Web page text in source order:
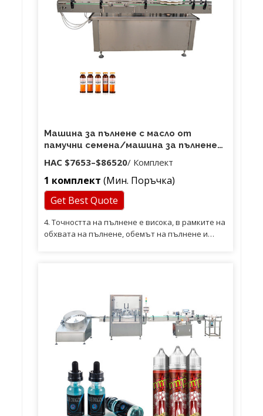
Машина за пълнене с масло от
памучни семена/машина за пълнене
на етерично масло
НАС $7653–$86520/ Комплект
1 комплект (Мин. Поръчка)
Get Best Quote
4. Точността на пълнене е висока, в рамките на
обхвата на пълнене, обемът на пълнене и
предоставят най-добрите решения за
опаковане, които да отговорят на вашите
изисквания. Разполагаме с професионални
инженерни екипи, които могат да проектират
отделните продукти и да предоставят най-
добрите решения за опаковане, за да
отговорят на изискванията на клиентите.